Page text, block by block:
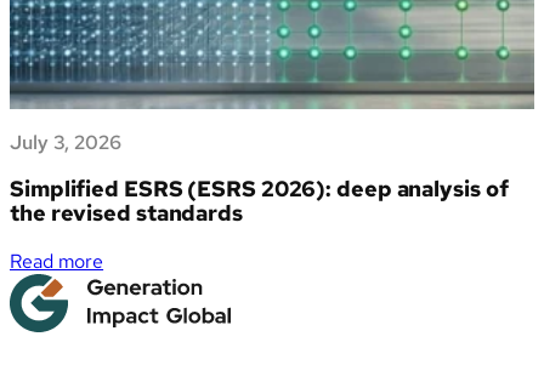
July 3, 2026
Simplified ESRS (ESRS 2026): deep analysis of
the revised standards
Read more
Simplified
ESRS